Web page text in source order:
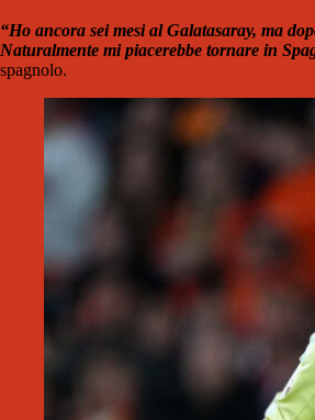
“Ho ancora sei mesi al Galatasaray, ma
Naturalmente mi piacerebbe tornare in
spagnolo.